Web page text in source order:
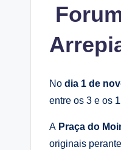
No dia 1 de
entre os 3 e os
A Praça do
originais